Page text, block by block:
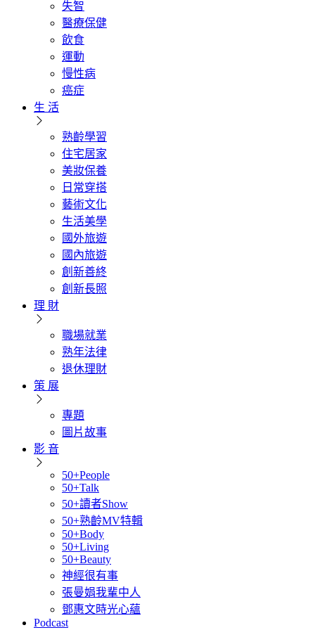
失智
醫療保健
飲食
運動
慢性病
癌症
生 活
熟齡學習
住宅居家
美妝保養
日常穿搭
藝術文化
生活美學
國外旅遊
國內旅遊
創新善終
創新長照
理 財
職場就業
熟年法律
退休理財
策 展
專題
圖片故事
影 音
50+People
50+Talk
50+讀者Show
50+熟齡MV特輯
50+Body
50+Living
50+Beauty
神經很有事
張曼娟我輩中人
鄧惠文時光心蘊
Podcast